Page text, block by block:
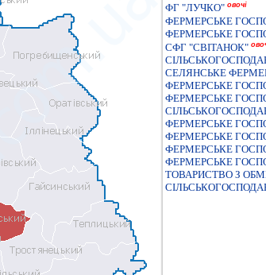
ФГ "ЛУЧКО" овочі
ФЕРМЕРСЬКЕ
ФЕРМЕРСЬКЕ
СФГ "СВІТАНОК"
СЕЛЯНСЬКЕ
ФЕРМЕРСЬКЕ
ФЕРМЕРСЬКЕ
ФЕРМЕРСЬКЕ
ФЕРМЕРСЬКЕ
ФЕРМЕРСЬКЕ
ФЕРМЕРСЬКЕ
ТОВАРИСТВО З